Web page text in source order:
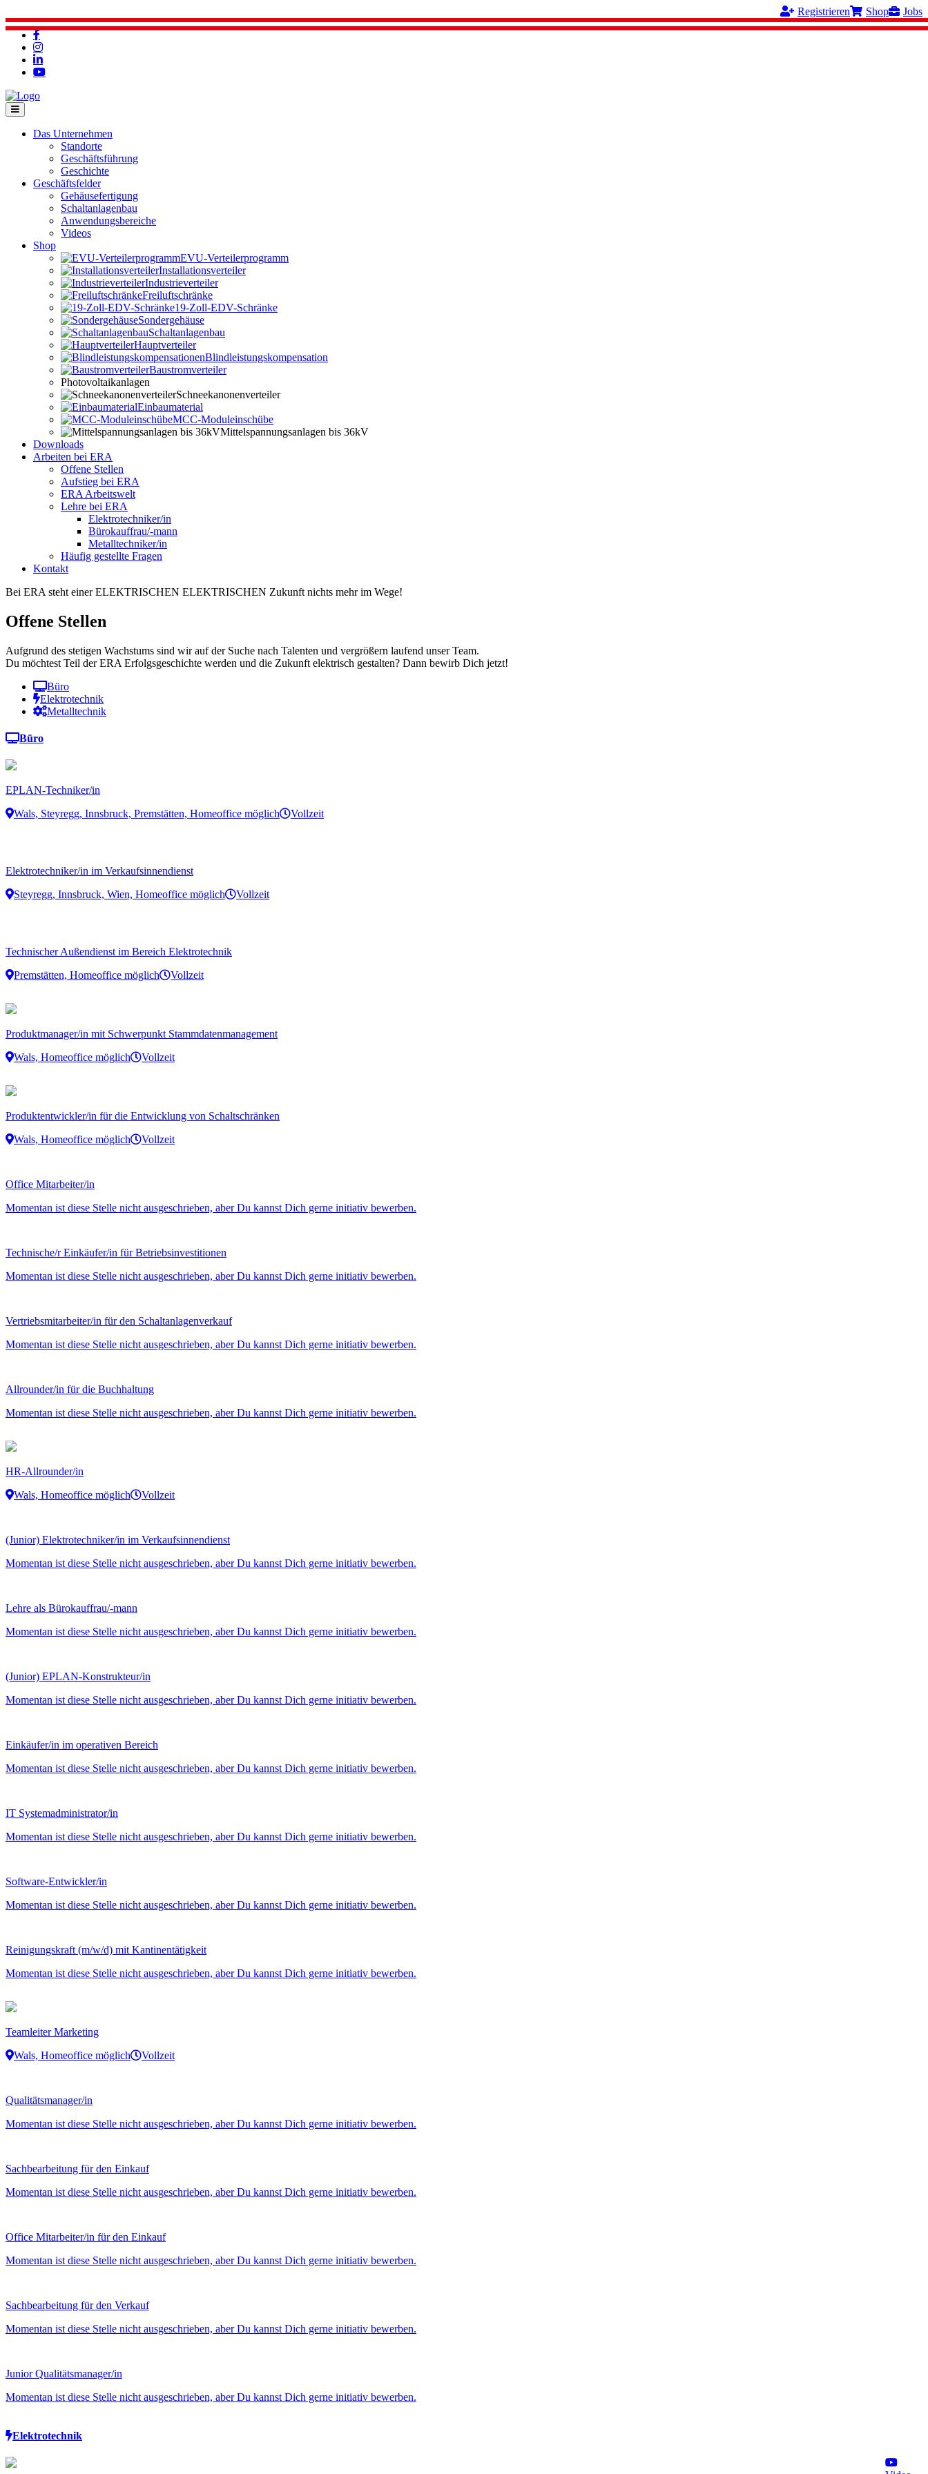
Registrieren Shop Jobs
Das Unternehmen
Standorte
Geschäftsführung
Geschichte
Geschäftsfelder
Gehäusefertigung
Schaltanlagenbau
Anwendungsbereiche
Videos
Shop
EVU-Verteilerprogramm
Installationsverteiler
Industrieverteiler
Freiluftschränke
19-Zoll-EDV-Schränke
Sondergehäuse
Schaltanlagenbau
Hauptverteiler
Blindleistungskompensation
Baustromverteiler
Photovoltaikanlagen
Schneekanonenverteiler
Einbaumaterial
MCC-Moduleinschübe
Mittelspannungsanlagen bis 36kV
Downloads
Arbeiten bei ERA
Offene Stellen
Aufstieg bei ERA
ERA Arbeitswelt
Lehre bei ERA
Elektrotechniker/in
Bürokauffrau/-mann
Metalltechniker/in
Häufig gestellte Fragen
Kontakt
Bei ERA steht einer ELEKTRISCHEN ELEKTRISCHEN Zukunft nichts mehr im Wege!
Offene Stellen
Aufgrund des stetigen Wachstums sind wir auf der Suche nach Talenten und vergrößern laufend unser Team.
Du möchtest Teil der ERA Erfolgsgeschichte werden und die Zukunft elektrisch gestalten? Dann bewirb Dich jetzt!
Büro
Elektrotechnik
Metalltechnik
Büro
EPLAN-Techniker/in
Wals, Steyregg, Innsbruck, Premstätten, Homeoffice möglich
Vollzeit
Elektrotechniker/in im Verkaufsinnendienst
Steyregg, Innsbruck, Wien, Homeoffice möglich
Vollzeit
Technischer Außendienst im Bereich Elektrotechnik
Premstätten, Homeoffice möglich
Vollzeit
Produktmanager/in mit Schwerpunkt Stammdatenmanagement
Wals, Homeoffice möglich
Vollzeit
Produktentwickler/in für die Entwicklung von Schaltschränken
Wals, Homeoffice möglich
Vollzeit
Office Mitarbeiter/in
Momentan ist diese Stelle nicht ausgeschrieben, aber Du kannst Dich gerne initiativ bewerben.
Technische/r Einkäufer/in für Betriebsinvestitionen
Momentan ist diese Stelle nicht ausgeschrieben, aber Du kannst Dich gerne initiativ bewerben.
Vertriebsmitarbeiter/in für den Schaltanlagenverkauf
Momentan ist diese Stelle nicht ausgeschrieben, aber Du kannst Dich gerne initiativ bewerben.
Allrounder/in für die Buchhaltung
Momentan ist diese Stelle nicht ausgeschrieben, aber Du kannst Dich gerne initiativ bewerben.
HR-Allrounder/in
Wals, Homeoffice möglich
Vollzeit
(Junior) Elektrotechniker/in im Verkaufsinnendienst
Momentan ist diese Stelle nicht ausgeschrieben, aber Du kannst Dich gerne initiativ bewerben.
Lehre als Bürokauffrau/-mann
Momentan ist diese Stelle nicht ausgeschrieben, aber Du kannst Dich gerne initiativ bewerben.
(Junior) EPLAN-Konstrukteur/in
Momentan ist diese Stelle nicht ausgeschrieben, aber Du kannst Dich gerne initiativ bewerben.
Einkäufer/in im operativen Bereich
Momentan ist diese Stelle nicht ausgeschrieben, aber Du kannst Dich gerne initiativ bewerben.
IT Systemadministrator/in
Momentan ist diese Stelle nicht ausgeschrieben, aber Du kannst Dich gerne initiativ bewerben.
Software-Entwickler/in
Momentan ist diese Stelle nicht ausgeschrieben, aber Du kannst Dich gerne initiativ bewerben.
Reinigungskraft (m/w/d) mit Kantinentätigkeit
Momentan ist diese Stelle nicht ausgeschrieben, aber Du kannst Dich gerne initiativ bewerben.
Teamleiter Marketing
Wals, Homeoffice möglich
Vollzeit
Qualitätsmanager/in
Momentan ist diese Stelle nicht ausgeschrieben, aber Du kannst Dich gerne initiativ bewerben.
Sachbearbeitung für den Einkauf
Momentan ist diese Stelle nicht ausgeschrieben, aber Du kannst Dich gerne initiativ bewerben.
Office Mitarbeiter/in für den Einkauf
Momentan ist diese Stelle nicht ausgeschrieben, aber Du kannst Dich gerne initiativ bewerben.
Sachbearbeitung für den Verkauf
Momentan ist diese Stelle nicht ausgeschrieben, aber Du kannst Dich gerne initiativ bewerben.
Junior Qualitätsmanager/in
Momentan ist diese Stelle nicht ausgeschrieben, aber Du kannst Dich gerne initiativ bewerben.
Elektrotechnik